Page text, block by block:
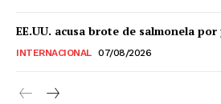
EE.UU. acusa brote de salmonela
INTERNACIONAL 07/08/2026